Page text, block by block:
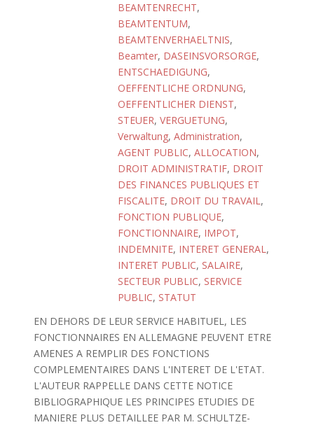
BEAMTENRECHT,
BEAMTENTUM,
BEAMTENVERHAELTNIS,
Beamter, DASEINSVORSORGE,
ENTSCHAEDIGUNG,
OEFFENTLICHE ORDNUNG,
OEFFENTLICHER DIENST,
STEUER, VERGUETUNG,
Verwaltung, Administration,
AGENT PUBLIC, ALLOCATION,
DROIT ADMINISTRATIF, DROIT
DES FINANCES PUBLIQUES ET
FISCALITE, DROIT DU TRAVAIL,
FONCTION PUBLIQUE,
FONCTIONNAIRE, IMPOT,
INDEMNITE, INTERET GENERAL,
INTERET PUBLIC, SALAIRE,
SECTEUR PUBLIC, SERVICE
PUBLIC, STATUT
EN DEHORS DE LEUR SERVICE HABITUEL, LES
FONCTIONNAIRES EN ALLEMAGNE PEUVENT ETRE
AMENES A REMPLIR DES FONCTIONS
COMPLEMENTAIRES DANS L'INTERET DE L'ETAT.
L'AUTEUR RAPPELLE DANS CETTE NOTICE
BIBLIOGRAPHIQUE LES PRINCIPES ETUDIES DE
MANIERE PLUS DETAILLEE PAR M. SCHULTZE-